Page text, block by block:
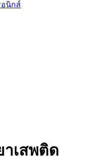
อนิกส์
เสพติด